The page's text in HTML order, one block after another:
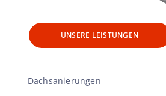
UNSERE LEISTUNGEN
Dachsanierungen